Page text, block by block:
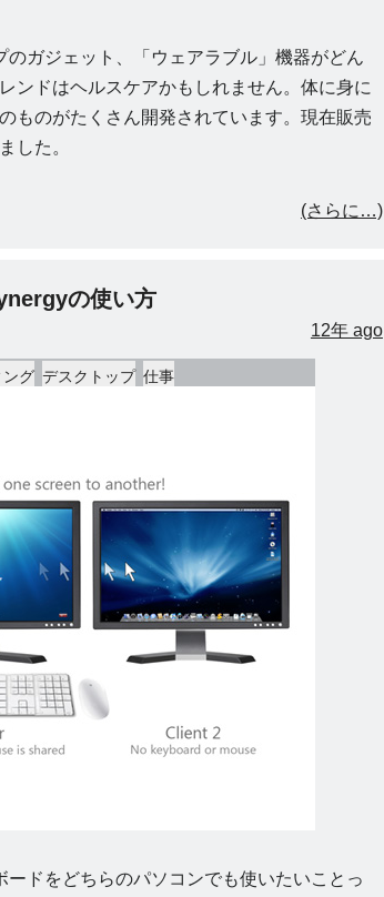
ガジェット、「ウェアラブル」機器がどん
ンドはヘルスケアかもしれません。体に身に
ものがたくさん開発されています。現在販売
した。
(さらに…)
の使い方
12年 ago
ング デスクトップ 仕事
ドをどちらのパソコンでも使いたいことっ